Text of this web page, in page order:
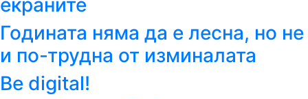
екраните
Годината няма да е лесна, но не
и по-трудна от изминалата
Be digital!